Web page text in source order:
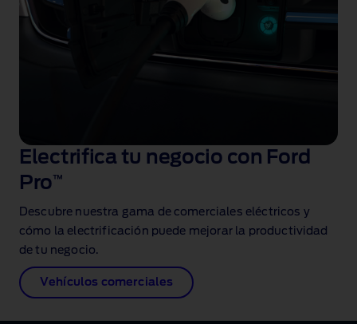
Electrifica tu negocio con Ford
Pro™
Descubre nuestra gama de comerciales eléctricos y
cómo la electrificación puede mejorar la productividad
de tu negocio.
Vehículos comerciales